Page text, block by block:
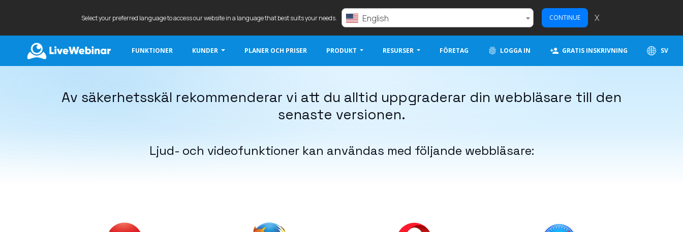
Select your preferred language to access our website in a language that best suits your needs. English CONTINUE X
FUNKTIONER KUNDER PLANER OCH PRISER PRODUKT RESURSER FÖRETAG LOGGA IN GRATIS INSKRIVNING SV
Av säkerhetsskäl rekommenderar vi att du alltid uppgraderar din webbläsare till den
senaste versionen.
Ljud- och videofunktioner kan användas med följande webbläsare: